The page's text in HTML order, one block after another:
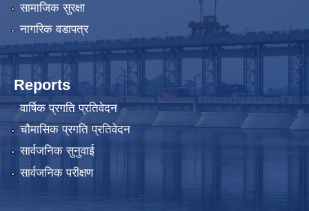
सामाजिक सुरक्षा
नागरिक वडापत्र
Reports
वार्षिक प्रगति प्रतिवेदन
चौमासिक प्रगति प्रतिवेदन
सार्वजनिक सुनुवाई
सार्वजनिक परीक्षण